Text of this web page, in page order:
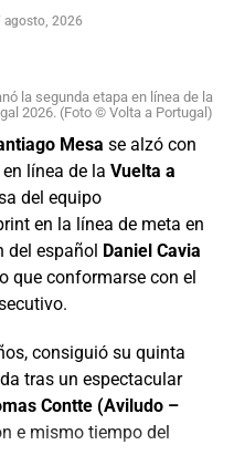
agosto, 2026
la segunda etapa en línea de la
2026. (Foto © Volta a Portugal)
Mesa se alzó con
línea de la Vuelta a
del equipo
en la línea de meta en
del español Daniel Cavia
que conformarse con el
consiguió su quinta
tras un espectacular
Contte (Aviludo –
e mismo tiempo del